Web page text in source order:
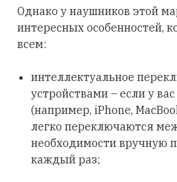
Однако у наушников этой
интересных особенностей,
всем:
интеллектуальное
устройствами – если у
(например, iPhone,
легко переключаются
необходимости вручную
каждый раз;